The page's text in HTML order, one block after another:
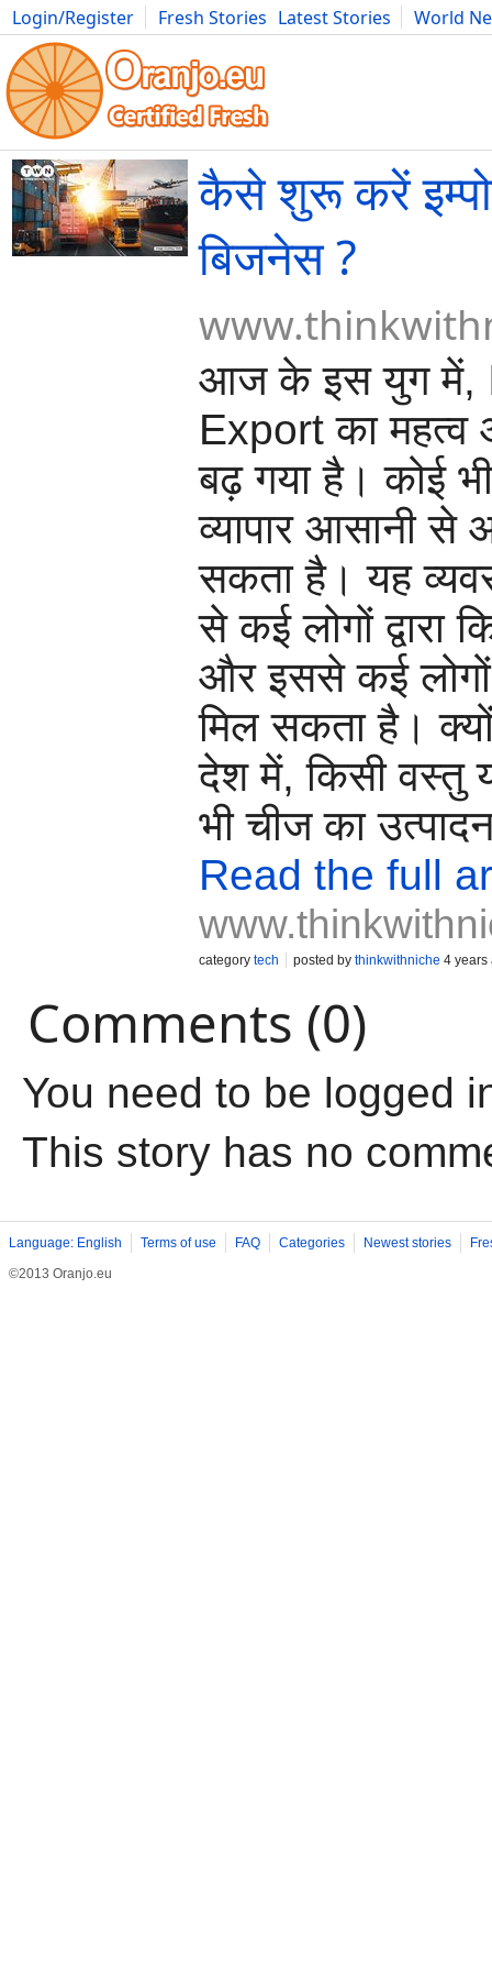
Login/Register Fresh Stories Latest Stories
World
Movies Anime Music Art Cars Advice Science
कैसे शुरू करें
बिजनेस ?
आज के इस युग में,
Export का
बढ़ गया है। कोई
व्यापार आसानी से
सकता है। यह
से कई लोगों द्वारा
और इससे कई लोगों
मिल सकता है।
देश में, किसी वस्तु
भी चीज का
Read the full
category tech posted by thinkwithniche 4 years
Comments (0)
You need to be logged
This story has no
Language: English Terms of use FAQ Categories Newest stories
©2013 Oranjo.eu